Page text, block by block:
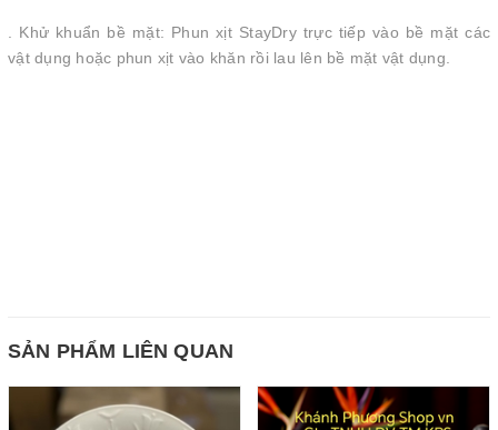
. Khử khuẩn bề mặt: Phun xịt StayDry trực tiếp vào bề mặt các
vật dụng hoặc phun xịt vào khăn rồi lau lên bề mặt vật dụng.
SẢN PHẨM LIÊN QUAN